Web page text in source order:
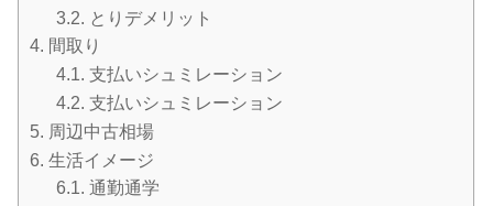
3.2. とりデメリット
4. 間取り
4.1. 支払いシュミレーション
4.2. 支払いシュミレーション
5. 周辺中古相場
6. 生活イメージ
6.1. 通勤通学